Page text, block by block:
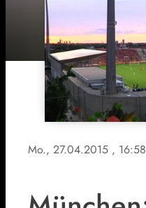
Mo., 27.04.2015 ,